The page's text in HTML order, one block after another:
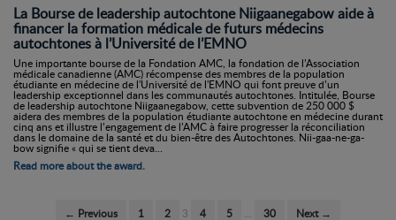
La Bourse de leadership autochtone Niigaanegabow aide à
financer la formation médicale de futurs médecins
autochtones à l’Université de l’EMNO
Une importante bourse de la Fondation AMC, la fondation de l’Association
médicale canadienne (AMC) récompense des membres de la population
étudiante en médecine de l'Université de l'EMNO qui font preuve d’un
leadership exceptionnel dans les communautés autochtones. Intitulée, Bourse
de leadership autochtone Niigaanegabow, cette subvention de 250 000 $
aidera des membres de la population étudiante autochtone en médecine durant
cinq ans et illustre l’engagement de l’AMC à faire progresser la réconciliation
dans le domaine de la santé et du bien-être des Autochtones. Nii-gaa-ne-ga-
bow signifie « qui se tient deva...
Read more about the award.
← Previous 1 2 3 4 5 … 30 Next →